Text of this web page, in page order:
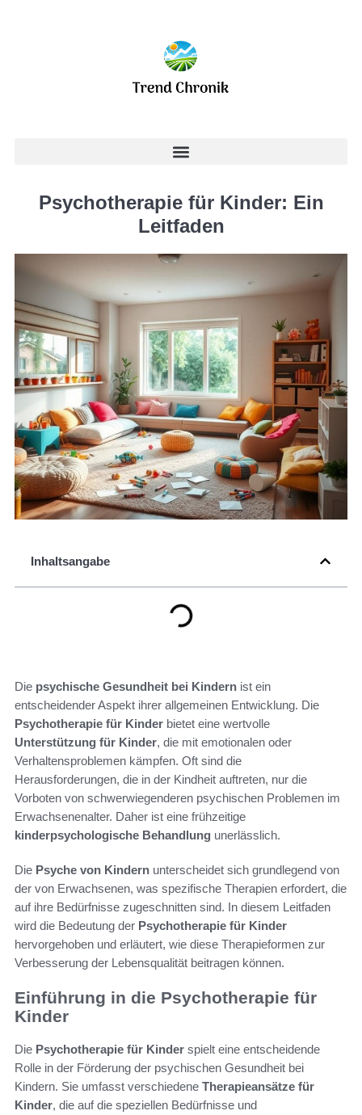
Psychotherapie für Kinder: Ein
Leitfaden
Inhaltsangabe
Die psychische Gesundheit bei Kindern ist ein
entscheidender Aspekt ihrer allgemeinen Entwicklung. Die
Psychotherapie für Kinder bietet eine wertvolle
Unterstützung für Kinder, die mit emotionalen oder
Verhaltensproblemen kämpfen. Oft sind die
Herausforderungen, die in der Kindheit auftreten, nur die
Vorboten von schwerwiegenderen psychischen Problemen im
Erwachsenenalter. Daher ist eine frühzeitige
kinderpsychologische Behandlung unerlässlich.
Die Psyche von Kindern unterscheidet sich grundlegend von
der von Erwachsenen, was spezifische Therapien erfordert, die
auf ihre Bedürfnisse zugeschnitten sind. In diesem Leitfaden
wird die Bedeutung der Psychotherapie für Kinder
hervorgehoben und erläutert, wie diese Therapieformen zur
Verbesserung der Lebensqualität beitragen können.
Einführung in die Psychotherapie für
Kinder
Die Psychotherapie für Kinder spielt eine entscheidende
Rolle in der Förderung der psychischen Gesundheit bei
Kindern. Sie umfasst verschiedene Therapieansätze für
Kinder, die auf die speziellen Bedürfnisse und